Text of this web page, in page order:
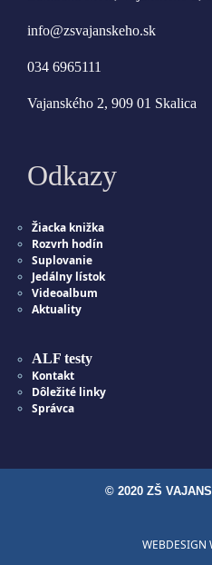
info@zsvajanskeho.sk
034 6965111
Vajanského 2, 909 01 Skalica
Odkazy
Žiacka knižka
Rozvrh hodín
Suplovanie
Jedálny lístok
Videoalbum
Aktuality
ALF testy
Kontakt
Dôležité linky
Správca
© 2020 ZŠ
WEBDESIGN